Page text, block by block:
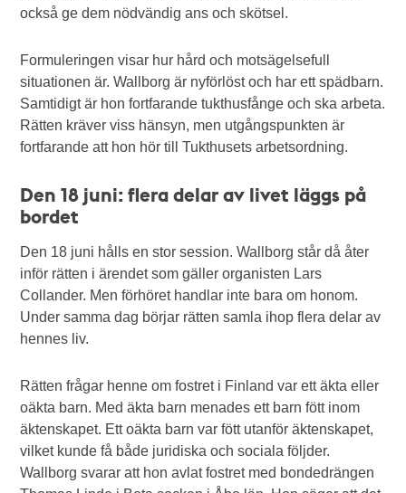
också ge dem nödvändig ans och skötsel.
Formuleringen visar hur hård och motsägelsefull
situationen är. Wallborg är nyförlöst och har ett spädbarn.
Samtidigt är hon fortfarande tukthusfånge och ska arbeta.
Rätten kräver viss hänsyn, men utgångspunkten är
fortfarande att hon hör till Tukthusets arbetsordning.
Den 18 juni: flera delar av livet läggs på
bordet
Den 18 juni hålls en stor session. Wallborg står då åter
inför rätten i ärendet som gäller organisten Lars
Collander. Men förhöret handlar inte bara om honom.
Under samma dag börjar rätten samla ihop flera delar av
hennes liv.
Rätten frågar henne om fostret i Finland var ett äkta eller
oäkta barn. Med äkta barn menades ett barn fött inom
äktenskapet. Ett oäkta barn var fött utanför äktenskapet,
vilket kunde få både juridiska och sociala följder.
Wallborg svarar att hon avlat fostret med bondedrängen